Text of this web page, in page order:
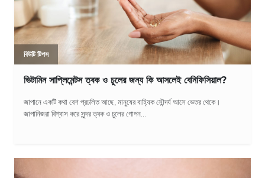
বিউটি টিপস
ভিটামিন সাপ্লিমেন্টস ত্বক ও চুলের জন্য কি আসলেই বেনিফিসিয়াল?
জাপানে একটি কথা বেশ প্রচলিত আছে, মানুষের বাহ্যিক সৌন্দর্য আসে ভেতর থেকে।
জাপানিজরা বিশ্বাস করে সুন্দর ত্বক ও চুলের গোপন...